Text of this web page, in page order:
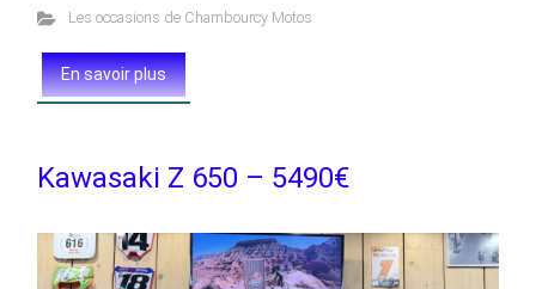
Les occasions de Chambourcy Motos
En savoir plus
Kawasaki Z 650 – 5490€